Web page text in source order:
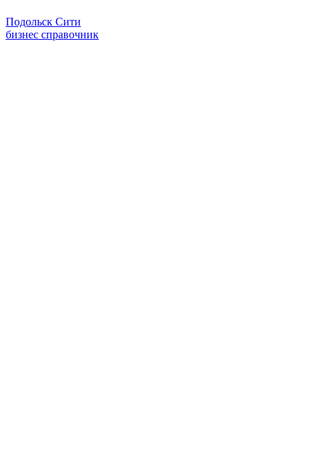
Подольск Сити
бизнес справочник